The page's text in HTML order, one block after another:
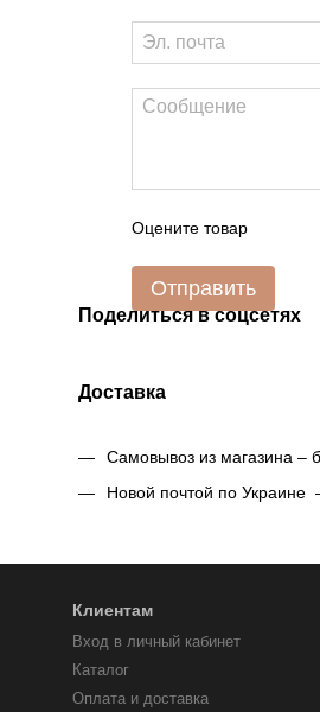
Оцените товар
Отправить
Поделиться в соцсетях
Доставка
Самовывоз из магазина –
Новой почтой по Украине
Клиентам
Вход в личный кабинет
Каталог
Оплата и доставка